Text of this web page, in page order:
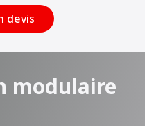
devis
modulaire